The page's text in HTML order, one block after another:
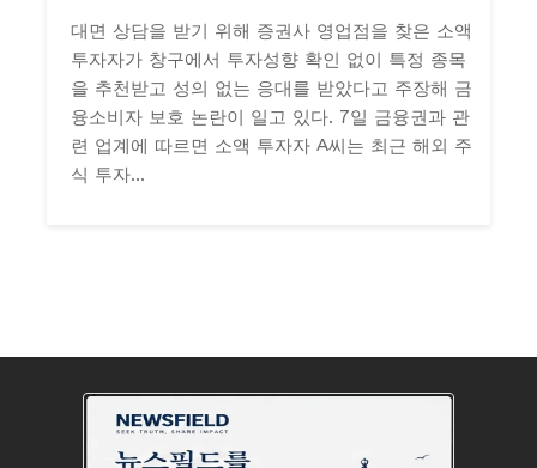
대면 상담을 받기 위해 증권사 영업점을 찾은 소액
투자자가 창구에서 투자성향 확인 없이 특정 종목
을 추천받고 성의 없는 응대를 받았다고 주장해 금
융소비자 보호 논란이 일고 있다. 7일 금융권과 관
련 업계에 따르면 소액 투자자 A씨는 최근 해외 주
식 투자...